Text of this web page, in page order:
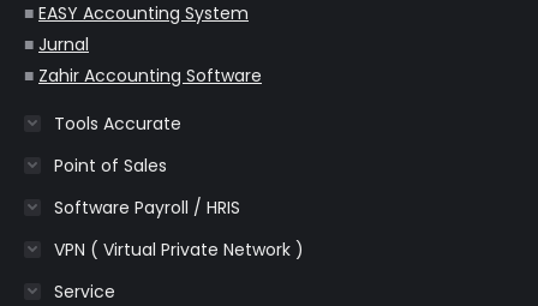
■ EASY Accounting System
■ Jurnal
■ Zahir Accounting Software
Tools Accurate
Point of Sales
Software Payroll / HRIS
VPN ( Virtual Private Network )
Service